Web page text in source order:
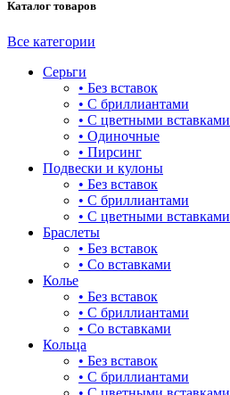
Каталог товаров
Все категории
Серьги
• Без вставок
• С бриллиантами
• С цветными вставками
• Одиночные
• Пирсинг
Подвески и кулоны
• Без вставок
• С бриллиантами
• С цветными вставками
Браслеты
• Без вставок
• Со вставками
Колье
• Без вставок
• С бриллиантами
• Со вставками
Кольца
• Без вставок
• С бриллиантами